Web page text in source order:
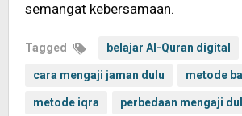
semangat kebersamaan.
Tagged belajar Al-Quran digital
cara mengaji jaman dulu metode
metode iqra perbedaan mengaji